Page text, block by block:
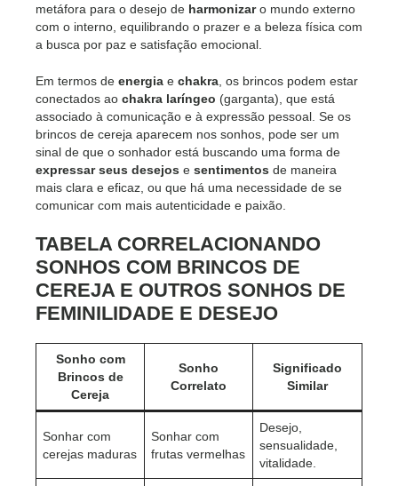
metáfora para o desejo de harmonizaro mundo externo
com o interno, equilibrando o prazer e a beleza física com
a busca por paz e satisfação emocional.
Em termos de energia e chakra, os brincos podem estar
conectados ao chakra laríngeo (garganta), que está
associado à comunicação e à expressão pessoal. Se os
brincos de cereja aparecem nos sonhos, pode ser um
sinal de que o sonhador está buscando uma forma de
expressar seus desejos e sentimentos de maneira
mais clara e eficaz, ou que há uma necessidade de se
comunicar com mais autenticidade e paixão.
TABELA CORRELACIONANDO
SONHOS COM BRINCOS DE
CEREJA E OUTROS SONHOS DE
FEMINILIDADE E DESEJO
Sonho com
Brincos de
Cereja
Sonho
Correlato
Significado
Similar
Sonhar com
cerejas maduras
Sonhar com
frutas vermelhas
Desejo,
sensualidade,
vitalidade.